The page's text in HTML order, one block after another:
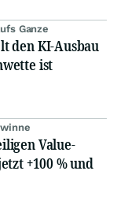
Ganze
den KI-Ausbau
ist
Value-
+100 % und